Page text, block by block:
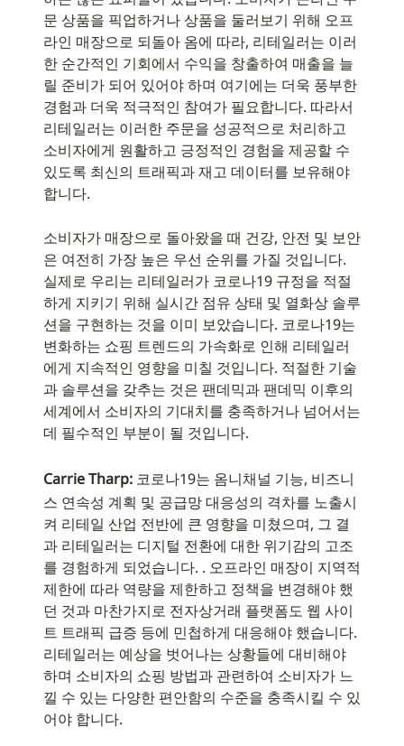
문 상품을 픽업하거나 상품을 둘러보기 위해 오프
라인 매장으로 되돌아 옴에 따라, 리테일러는 이러
한 순간적인 기회에서 수익을 창출하여 매출을 늘
릴 준비가 되어 있어야 하며 여기에는 더욱 풍부한
경험과 더욱 적극적인 참여가 필요합니다. 따라서
리테일러는 이러한 주문을 성공적으로 처리하고
소비자에게 원활하고 긍정적인 경험을 제공할 수
있도록 최신의 트래픽과 재고 데이터를 보유해야
합니다.
소비자가 매장으로 돌아왔을 때 건강, 안전 및 보안
은 여전히 가장 높은 우선 순위를 가질 것입니다.
실제로 우리는 리테일러가 코로나19 규정을 적절
하게 지키기 위해 실시간 점유 상태 및 열화상 솔루
션을 구현하는 것을 이미 보았습니다. 코로나19는
변화하는 쇼핑 트렌드의 가속화로 인해 리테일러
에게 지속적인 영향을 미칠 것입니다. 적절한 기술
과 솔루션을 갖추는 것은 팬데믹과 팬데믹 이후의
세계에서 소비자의 기대치를 충족하거나 넘어서는
데 필수적인 부분이 될 것입니다.
Carrie Tharp: 코로나19는 옴니채널 기능, 비즈니
스 연속성 계획 및 공급망 대응성의 격차를 노출시
켜 리테일 산업 전반에 큰 영향을 미쳤으며, 그 결
과 리테일러는 디지털 전환에 대한 위기감의 고조
를 경험하게 되었습니다. . 오프라인 매장이 지역적
제한에 따라 역량을 제한하고 정책을 변경해야 했
던 것과 마찬가지로 전자상거래 플랫폼도 웹 사이
트 트래픽 급증 등에 민첩하게 대응해야 했습니다.
리테일러는 예상을 벗어나는 상황들에 대비해야
하며 소비자의 쇼핑 방법과 관련하여 소비자가 느
낄 수 있는 다양한 편안함의 수준을 충족시킬 수 있
어야 합니다.